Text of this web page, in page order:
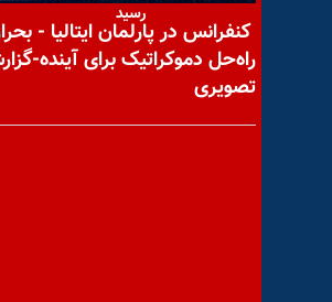
رسید
کنفرانس در پارلمان ایتالیا -
راه‌حل دموکراتیک برای آینده-
تصویری